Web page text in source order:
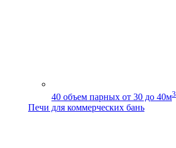
40 объем парных от 30 до 40м3
Печи для коммерческих бань